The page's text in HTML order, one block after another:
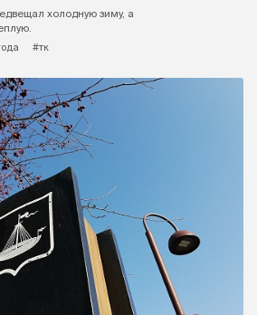
холодную зиму, а
#тк